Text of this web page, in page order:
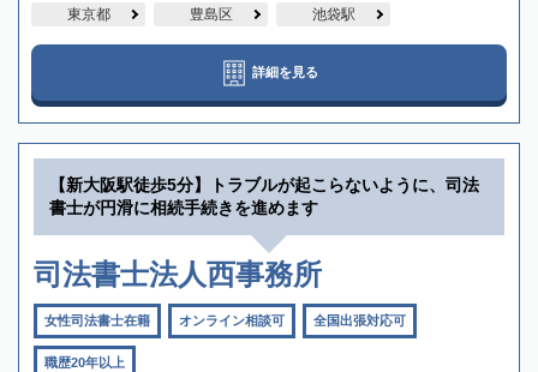
東京都 豊島区 池袋駅
詳細を見る
【新大阪駅徒歩5分】トラブルが起こらないように、司法
書士が円滑に相続手続きを進めます
司法書士法人西事務所
女性司法書士在籍 オンライン相談可 全国出張対応可
職歴20年以上